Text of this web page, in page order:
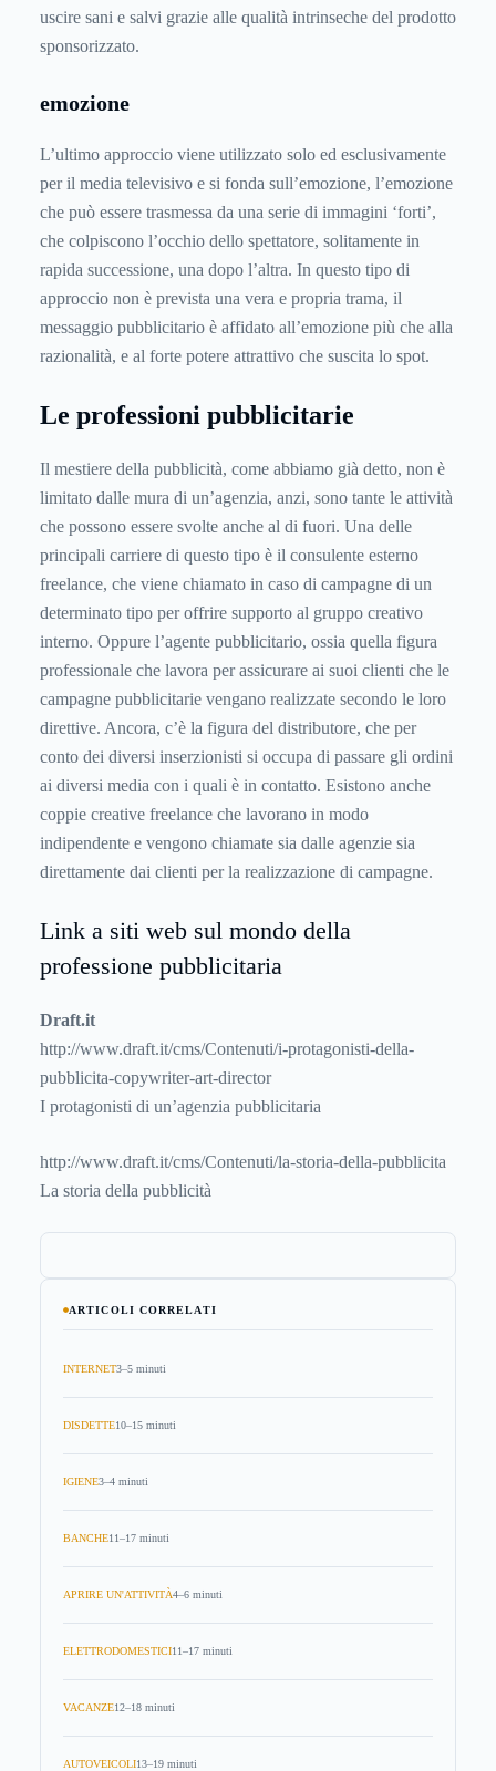
uscire sani e salvi grazie alle qualità intrinseche del prodotto
sponsorizzato.
emozione
L’ultimo approccio viene utilizzato solo ed esclusivamente
per il media televisivo e si fonda sull’emozione, l’emozione
che può essere trasmessa da una serie di immagini ‘forti’,
che colpiscono l’occhio dello spettatore, solitamente in
rapida successione, una dopo l’altra. In questo tipo di
approccio non è prevista una vera e propria trama, il
messaggio pubblicitario è affidato all’emozione più che alla
razionalità, e al forte potere attrattivo che suscita lo spot.
Le professioni pubblicitarie
Il mestiere della pubblicità, come abbiamo già detto, non è
limitato dalle mura di un’agenzia, anzi, sono tante le attività
che possono essere svolte anche al di fuori. Una delle
principali carriere di questo tipo è il consulente esterno
freelance, che viene chiamato in caso di campagne di un
determinato tipo per offrire supporto al gruppo creativo
interno. Oppure l’agente pubblicitario, ossia quella figura
professionale che lavora per assicurare ai suoi clienti che le
campagne pubblicitarie vengano realizzate secondo le loro
direttive. Ancora, c’è la figura del distributore, che per
conto dei diversi inserzionisti si occupa di passare gli ordini
ai diversi media con i quali è in contatto. Esistono anche
coppie creative freelance che lavorano in modo
indipendente e vengono chiamate sia dalle agenzie sia
direttamente dai clienti per la realizzazione di campagne.
Link a siti web sul mondo della
professione pubblicitaria
Draft.it
http://www.draft.it/cms/Contenuti/i-protagonisti-della-
pubblicita-copywriter-art-director
I protagonisti di un’agenzia pubblicitaria
http://www.draft.it/cms/Contenuti/la-storia-della-pubblicita
La storia della pubblicità
ARTICOLI CORRELATI
INTERNET3–5 minuti
DISDETTE10–15 minuti
IGIENE3–4 minuti
BANCHE11–17 minuti
APRIRE UN'ATTIVITÀ4–6 minuti
ELETTRODOMESTICI11–17 minuti
VACANZE12–18 minuti
AUTOVEICOLI13–19 minuti